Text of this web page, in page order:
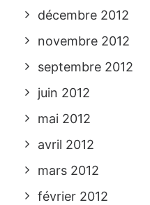
décembre 2012
novembre 2012
septembre 2012
juin 2012
mai 2012
avril 2012
mars 2012
février 2012